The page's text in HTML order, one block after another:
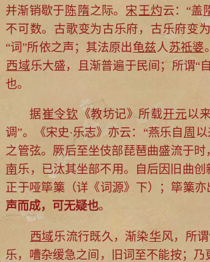
并渐销歇于 陈 隋之际。 宋王灼云：“盖
不可数。古歌变为古乐府，古乐府变
“词”所依之声；其法原出龟兹人苏祗婆
西域乐大盛，且渐普遍于民间；所谓“自
也。
据崔令钦 《教坊记》所载开元以
调”。《宋史·乐志》亦云：“燕乐自 周 以
之管弦。厥后至坐伎部琵琶曲盛流于时
南乐，已汰其坐部不用。自后因旧曲
正于哑筚篥（详《词源》下）；筚篥亦
声而成，可无疑也。
西域乐流行既久，渐染华风，所
乐，嘈杂缓急之间，旧词至不能按；乃